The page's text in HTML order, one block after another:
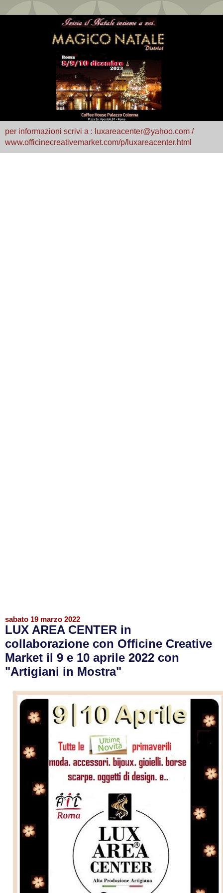
per informazioni scrivi a : luxareacenter@yahoo.com /
www.officinecreativemarket.com/p/luxareacenter.html
sabato 19 marzo 2022
LUX AREA CENTER in
collaborazione con Officine Creative
Market il 9 e 10 aprile 2022 con
"Artigiani in Mostra"